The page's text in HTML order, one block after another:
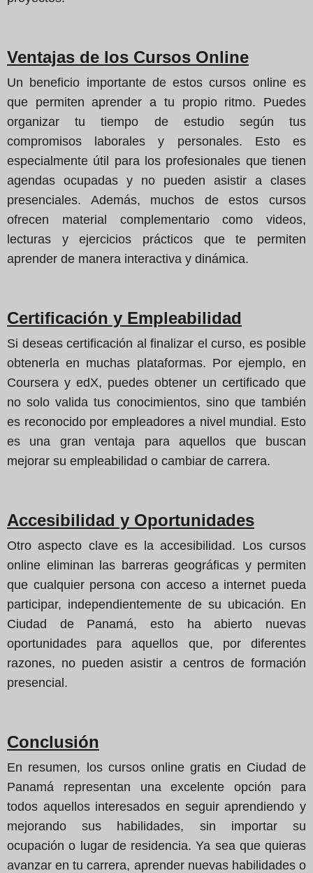
Ventajas de los Cursos Online
Un beneficio importante de estos cursos online es
que permiten aprender a tu propio ritmo. Puedes
organizar tu tiempo de estudio según tus
compromisos laborales y personales. Esto es
especialmente útil para los profesionales que tienen
agendas ocupadas y no pueden asistir a clases
presenciales. Además, muchos de estos cursos
ofrecen material complementario como videos,
lecturas y ejercicios prácticos que te permiten
aprender de manera interactiva y dinámica.
Certificación y Empleabilidad
Si deseas certificación al finalizar el curso, es posible
obtenerla en muchas plataformas. Por ejemplo, en
Coursera y edX, puedes obtener un certificado que
no solo valida tus conocimientos, sino que también
es reconocido por empleadores a nivel mundial. Esto
es una gran ventaja para aquellos que buscan
mejorar su empleabilidad o cambiar de carrera.
Accesibilidad y Oportunidades
Otro aspecto clave es la accesibilidad. Los cursos
online eliminan las barreras geográficas y permiten
que cualquier persona con acceso a internet pueda
participar, independientemente de su ubicación. En
Ciudad de Panamá, esto ha abierto nuevas
oportunidades para aquellos que, por diferentes
razones, no pueden asistir a centros de formación
presencial.
Conclusión
En resumen, los cursos online gratis en Ciudad de
Panamá representan una excelente opción para
todos aquellos interesados en seguir aprendiendo y
mejorando sus habilidades, sin importar su
ocupación o lugar de residencia. Ya sea que quieras
avanzar en tu carrera, aprender nuevas habilidades o